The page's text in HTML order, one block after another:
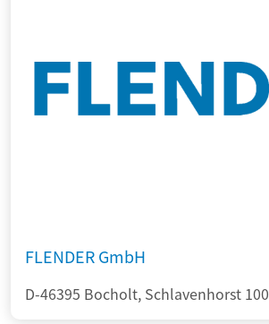
FLENDER GmbH
D-46395 Bocholt, Schlavenhorst 100